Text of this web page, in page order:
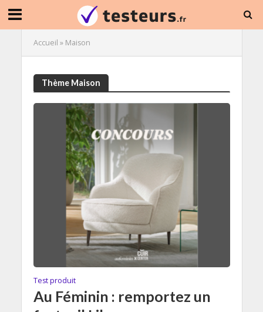
Accueil » Maison
Thème Maison
Test produit
Au Féminin : remportez un